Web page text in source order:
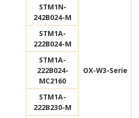
OX-W3-Serie
STM1N-
242B024-M
STM1A-
222B024-M
STM1A-
222B024-
MC2160
STM1A-
222B230-M